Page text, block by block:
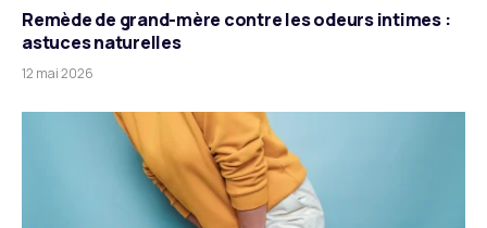
Remède de grand-mère contre les odeurs intimes :
astuces naturelles
12 mai 2026